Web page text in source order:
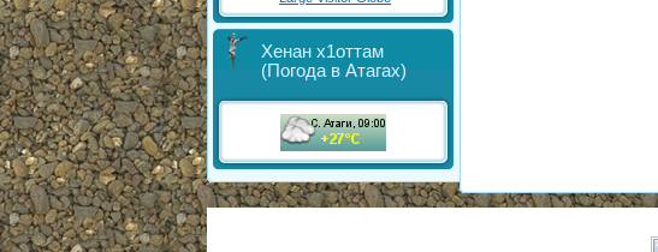
Хенан х1оттам
(Погода в Атагах)